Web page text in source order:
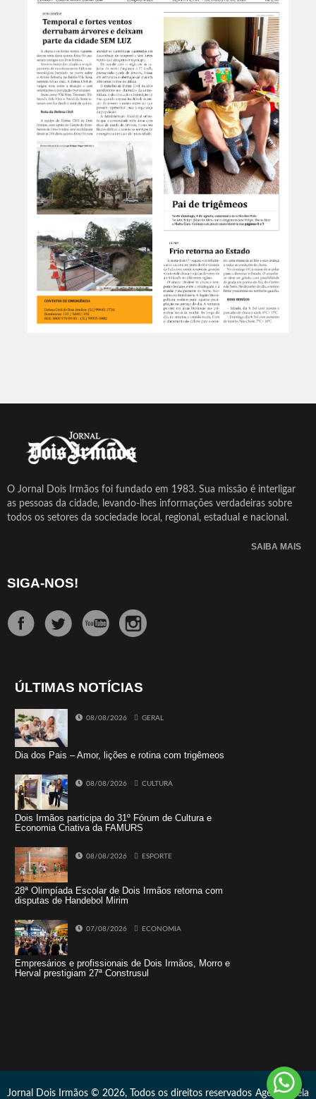
O Jornal Dois Irmãos foi fundado em 1983. Sua missão é interligar
as pessoas da cidade, levando-lhes informações verdadeiras sobre
todos os setores da sociedade local, regional, estadual e nacional.
SAIBA MAIS
SIGA-NOS!
ÚLTIMAS NOTÍCIAS
08/08/2026 GERAL
Dia dos Pais – Amor, lições e rotina com trigêmeos
08/08/2026 CULTURA
Dois Irmãos participa do 31º Fórum de Cultura e
Economia Criativa da FAMURS
08/08/2026 ESPORTE
28ª Olimpíada Escolar de Dois Irmãos retorna com
disputas de Handebol Mirim
07/08/2026 ECONOMIA
Empresários e profissionais de Dois Irmãos, Morro e
Herval prestigiam 27ª Construsul
Jornal Dois Irmãos © 2026, Todos os direitos reservados Agência Vela